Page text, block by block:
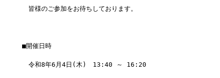
皆様のご参加をお待ちしております。
■開催日時
令和8年6月4日(木)　13:40 ～ 16:20